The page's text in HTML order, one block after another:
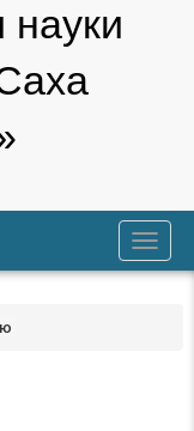
науки
trk